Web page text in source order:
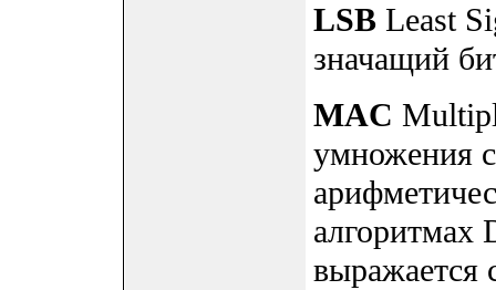
LSB Least
значащий
MAC
умножения
алгоритмах